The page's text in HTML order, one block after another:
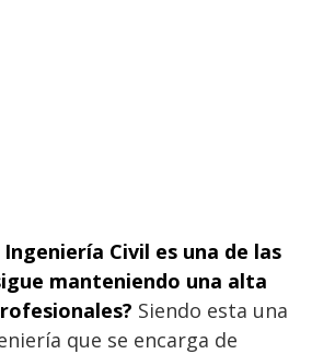
Ingeniería Civil es una de las
manteniendo una alta
Siendo esta una
que se encarga de